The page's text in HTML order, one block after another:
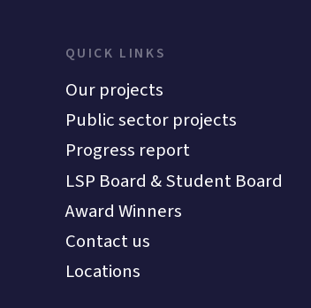
QUICK LINKS
Our projects
Public sector projects
Progress report
LSP Board & Student Board
Award Winners
Contact us
Locations